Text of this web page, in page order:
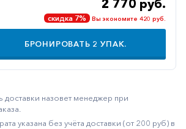
2 770 руб.
скидка 7% Вы экономите 420 руб.
БРОНИРОВАТЬ 2 УПАК.
доставки назовет менеджер при
указана без учёта доставки (от 200 руб) в